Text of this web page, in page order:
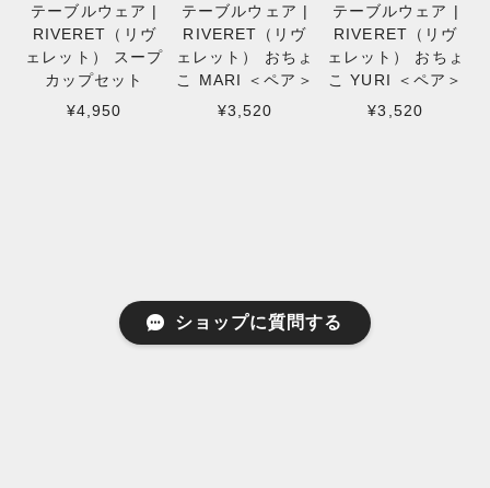
テーブルウェア |
RIVERET（リヴ
ェレット） スープ
カップセット
¥4,950
テーブルウェア |
RIVERET（リヴ
ェレット） おちょ
こ MARI ＜ペア＞
¥3,520
テーブルウェア |
RIVERET（リヴ
ェレット） おちょ
こ YURI ＜ペア＞
¥3,520
ショップに質問する